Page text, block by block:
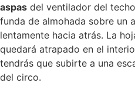
aspas del ventilador del
funda de almohada sobre un
lentamente hacia atrás. La
quedará atrapado en el
tendrás que subirte a una
del circo.